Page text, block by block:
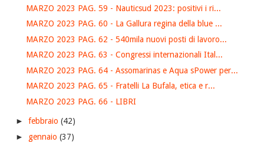
MARZO 2023 PAG. 59 - Nauticsud 2023: positivi i ri...
MARZO 2023 PAG. 60 - La Gallura regina della blue ...
MARZO 2023 PAG. 62 - 540mila nuovi posti di lavoro...
MARZO 2023 PAG. 63 - Congressi internazionali Ital...
MARZO 2023 PAG. 64 - Assomarinas e Aqua sPower per...
MARZO 2023 PAG. 65 - Fratelli La Bufala, etica e r...
MARZO 2023 PAG. 66 - LIBRI
► febbraio (42)
► gennaio (37)